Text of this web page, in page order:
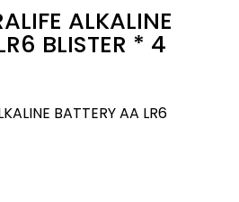
ALKALINE
BLISTER * 4
BATTERY AA LR6